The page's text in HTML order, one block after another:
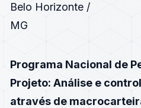
Belo Horizonte /
MG
Programa Nacional de
Projeto: Análise e
através de